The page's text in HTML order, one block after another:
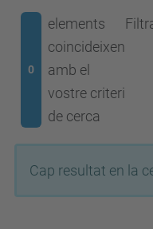
0
elements
coincideixen
amb el
vostre criteri
de cerca
Cap resultat en la